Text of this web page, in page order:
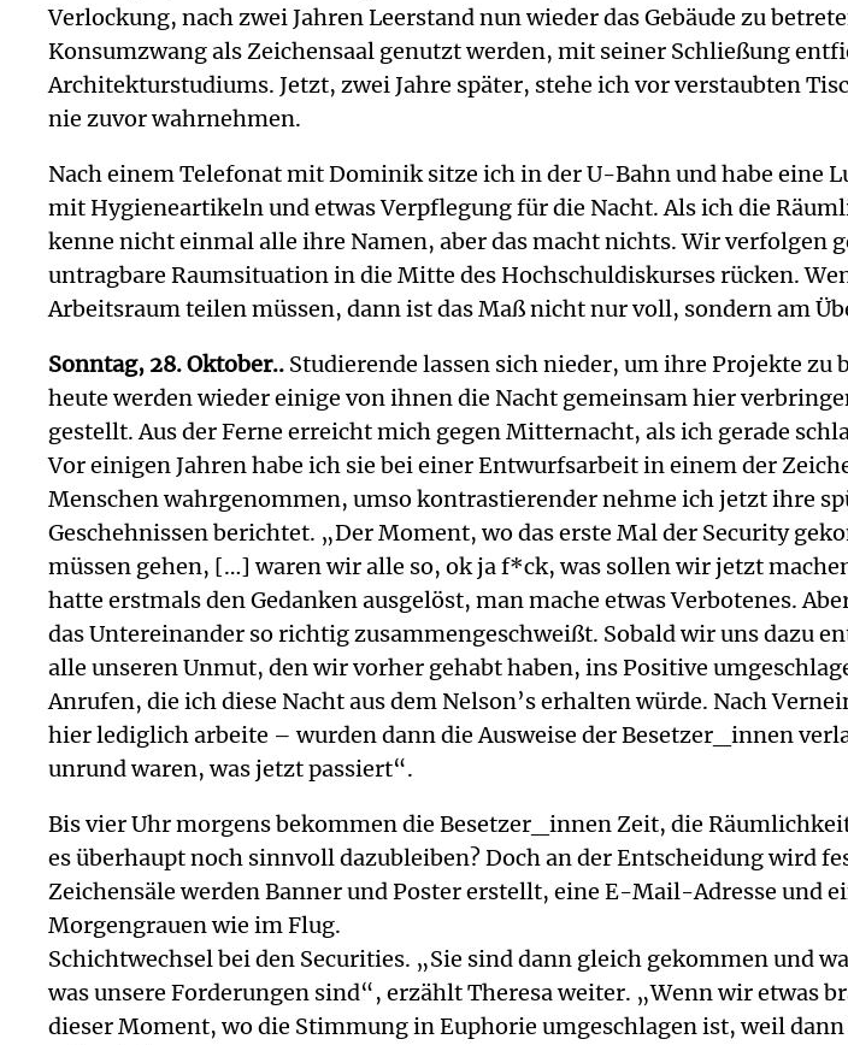
Verlockung, nach zwei Jahren Leerstand nun wieder das Gebäude zu
Konsumzwang als Zeichensaal genutzt werden, mit seiner Schließung
Architekturstudiums. Jetzt, zwei Jahre später, stehe ich vor verstaubten
nie zuvor wahrnehmen.
Nach einem Telefonat mit Dominik sitze ich in der U-Bahn und habe eine
mit Hygieneartikeln und etwas Verpflegung für die Nacht. Als ich die
kenne nicht einmal alle ihre Namen, aber das macht nichts. Wir verfolgen
untragbare Raumsituation in die Mitte des Hochschuldiskurses rücken.
Arbeitsraum teilen müssen, dann ist das Maß nicht nur voll, sondern am
Sonntag, 28. Oktober.. Studierende lassen sich nieder, um ihre Projekte zu
heute werden wieder einige von ihnen die Nacht gemeinsam hier
gestellt. Aus der Ferne erreicht mich gegen Mitternacht, als ich gerade
Vor einigen Jahren habe ich sie bei einer Entwurfsarbeit in einem der
Menschen wahrgenommen, umso kontrastierender nehme ich jetzt ihre
Geschehnissen berichtet. „Der Moment, wo das erste Mal der Security
müssen gehen, […] waren wir alle so, ok ja f*ck, was sollen wir jetzt
hatte erstmals den Gedanken ausgelöst, man mache etwas Verbotenes.
das Untereinander so richtig zusammengeschweißt. Sobald wir uns dazu
alle unseren Unmut, den wir vorher gehabt haben, ins Positive
Anrufen, die ich diese Nacht aus dem Nelson’s erhalten würde. Nach
hier lediglich arbeite – wurden dann die Ausweise der Besetzer_innen
unrund waren, was jetzt passiert“.
Bis vier Uhr morgens bekommen die Besetzer_innen Zeit, die
es überhaupt noch sinnvoll dazubleiben? Doch an der Entscheidung wird
Zeichensäle werden Banner und Poster erstellt, eine E-Mail-Adresse und
Morgengrauen wie im Flug.
Schichtwechsel bei den Securities. „Sie sind dann gleich gekommen und
was unsere Forderungen sind“, erzählt Theresa weiter. „Wenn wir etwas
dieser Moment, wo die Stimmung in Euphorie umgeschlagen ist, weil